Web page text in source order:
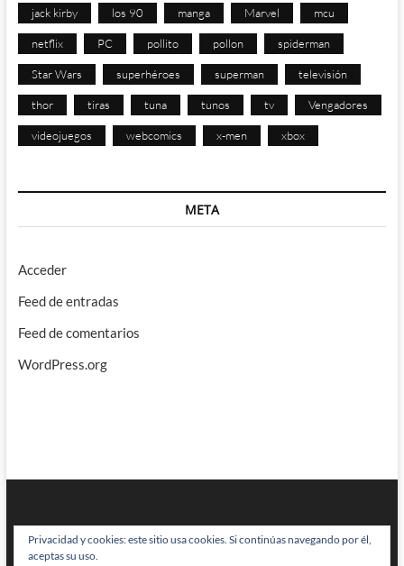
jack kirby los 90 manga Marvel mcu
netflix PC pollito pollon spiderman
Star Wars superhéroes superman televisión
thor tiras tuna tunos tv Vengadores
videojuegos webcomics x-men xbox
META
Acceder
Feed de entradas
Feed de comentarios
WordPress.org
Privacidad y cookies: este sitio usa cookies. Si continúas navegando por él,
aceptas su uso.